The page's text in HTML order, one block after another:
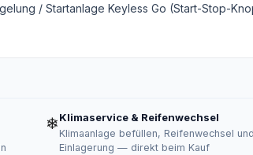
/ Startanlage Keyless Go (Start-Stop-
❄Klimaservice & Reifenwechsel
Klimaanlage befüllen, Reifenwechsel und
Einlagerung — direkt beim Kauf